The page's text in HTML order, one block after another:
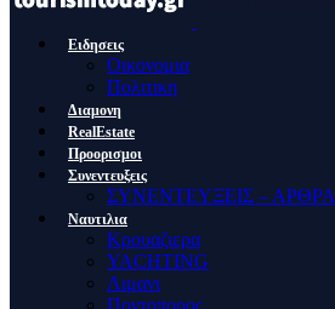
Ειδησεις
Οικονομια
Πολιτικη
Διαμονη
RealEstate
Προορισμοι
Συνεντευξεις
ΣΥΝΕΝΤΕΥΞΕΙΣ – ΑΡΘΡΑ
Ναυτιλια
Κρουαζιερα
YACHTING
Λιμανι
Ποντοπορος